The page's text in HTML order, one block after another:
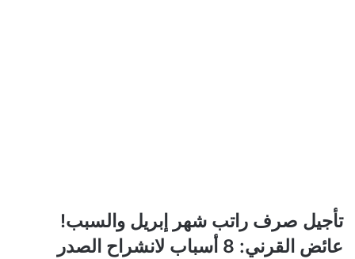
تأجيل
صرف
راتب
تأجيل صرف راتب شهر إبريل والسبب!
عائض
عائض القرني: 8 أسباب لانشراح الصدر